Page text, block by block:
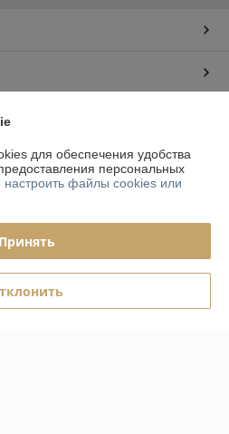
Deal.by
для обеспечения удобства
персональных
файлы cookies или
Принять